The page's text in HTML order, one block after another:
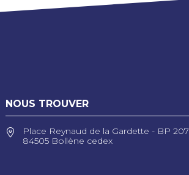
NOUS TROUVER
Place Reynaud de la Gardette - BP 207
84505 Bollène cedex